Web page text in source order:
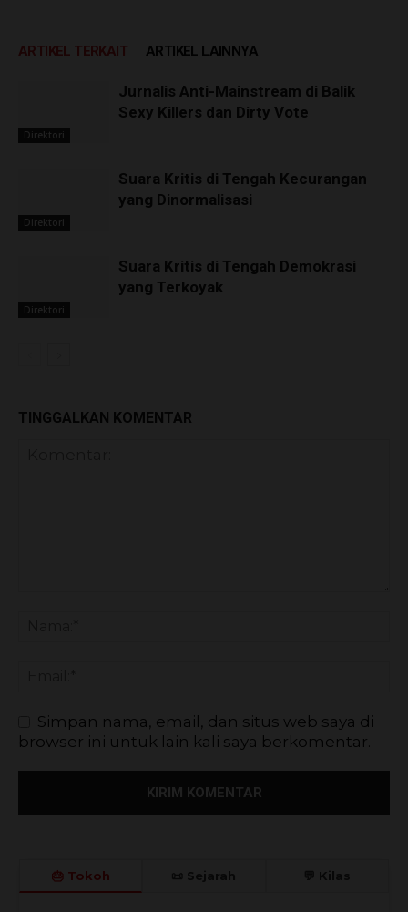
ARTIKEL TERKAIT ARTIKEL LAINNYA
Direktori
Jurnalis Anti-Mainstream di Balik
Sexy Killers dan Dirty Vote
Direktori
Suara Kritis di Tengah Kecurangan
yang Dinormalisasi
Direktori
Suara Kritis di Tengah Demokrasi
yang Terkoyak
TINGGALKAN KOMENTAR
Simpan nama, email, dan situs web saya di
browser ini untuk lain kali saya berkomentar.
🎂 Tokoh 📜 Sejarah 💬 Kilas